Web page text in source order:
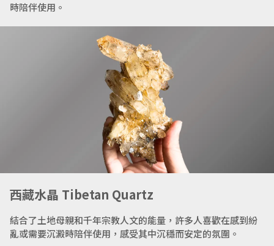
時陪伴使用。
西藏水晶 Tibetan Quartz
結合了土地母親和千年宗教人文的能量，許多人喜歡在感到紛
亂或需要沉澱時陪伴使用，感受其中沉穩而安定的氛圍。